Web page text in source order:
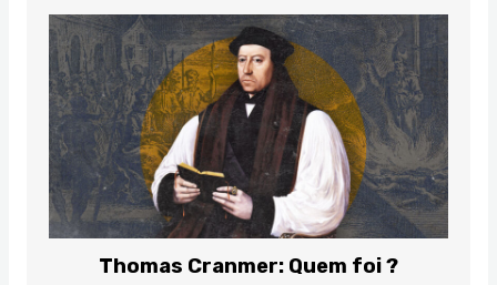
Thomas Cranmer: Quem foi ?